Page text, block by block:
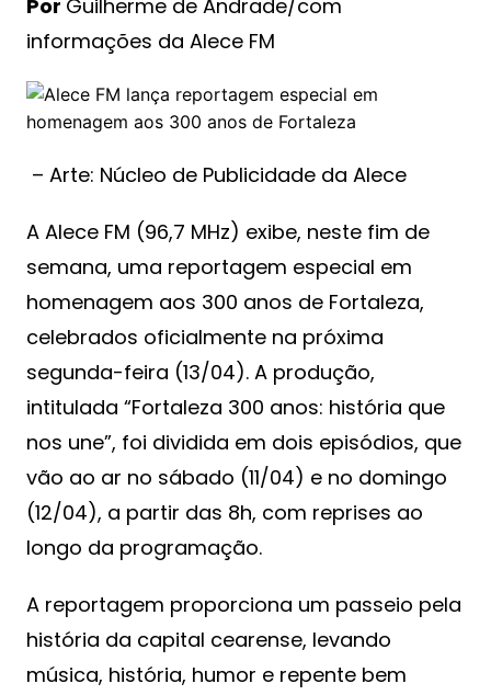
Por Guilherme de Andrade/com
informações da Alece FM
– Arte: Núcleo de Publicidade da Alece
A Alece FM (96,7 MHz) exibe, neste fim de
semana, uma reportagem especial em
homenagem aos 300 anos de Fortaleza,
celebrados oficialmente na próxima
segunda-feira (13/04). A produção,
intitulada “Fortaleza 300 anos: história que
nos une”, foi dividida em dois episódios, que
vão ao ar no sábado (11/04) e no domingo
(12/04), a partir das 8h, com reprises ao
longo da programação.
A reportagem proporciona um passeio pela
história da capital cearense, levando
música, história, humor e repente bem